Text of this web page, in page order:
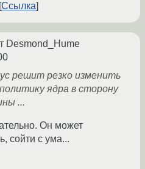
Ссылка
Desmond_Hume
решит резко изменить
ядра в сторону
...
Он может
сойти с ума...